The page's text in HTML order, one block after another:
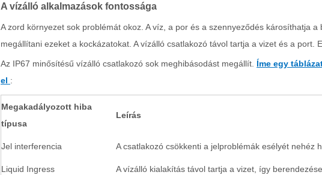
A vízálló alkalmazások fontossága
A zord környezet sok problémát okoz. A víz, a por és a szennyeződés károsíthatja
megállítani ezeket a kockázatokat. A vízálló csatlakozó távol tartja a vizet és a port.
Az IP67 minősítésű vízálló csatlakozó sok meghibásodást megállít. Íme egy
el :
Megakadályozott hiba
típusa
Leírás
Jel interferencia A csatlakozó csökkenti a jelproblémák esélyét nehéz
Liquid Ingress A vízálló kialakítás távol tartja a vizet, így